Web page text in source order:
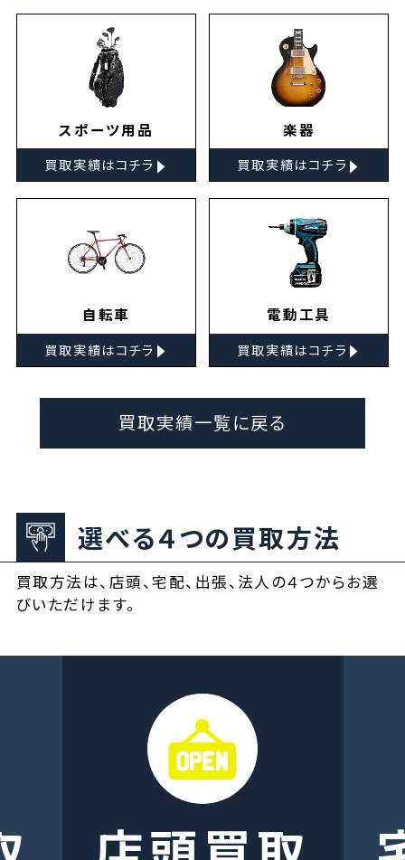
スポーツ用品
買取実績はコチラ ▸
楽器
買取実績はコチラ ▸
自転車
買取実績はコチラ ▸
電動工具
買取実績はコチラ ▸
買取実績一覧に戻る
選べる４つの買取方法
買取方法は、店頭、宅配、出張、法人の４つからお選
びいただけます。